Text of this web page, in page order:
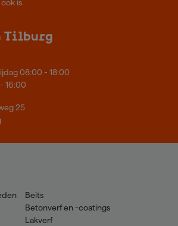
is.
Tilburg
08:00 - 18:00
16:00
25
Beits
Betonverf en -coatings
Lakverf